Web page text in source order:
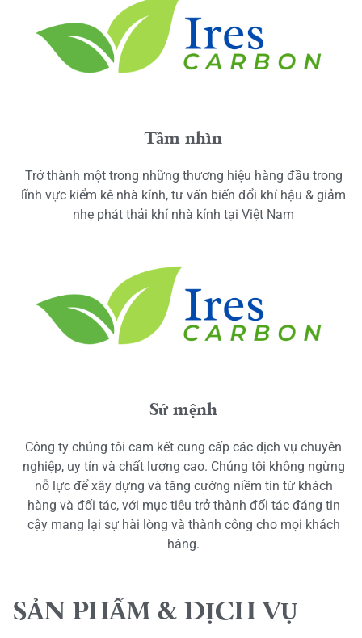
Tầm nhìn
Trở thành một trong những thương hiệu hàng đầu trong
lĩnh vực kiểm kê nhà kính, tư vấn biến đổi khí hậu & giảm
nhẹ phát thải khí nhà kính tại Việt Nam
Sứ mệnh
Công ty chúng tôi cam kết cung cấp các dịch vụ chuyên
nghiệp, uy tín và chất lượng cao. Chúng tôi không ngừng
nỗ lực để xây dựng và tăng cường niềm tin từ khách
hàng và đối tác, với mục tiêu trở thành đối tác đáng tin
cậy mang lại sự hài lòng và thành công cho mọi khách
hàng.
SẢN PHẨM & DỊCH VỤ